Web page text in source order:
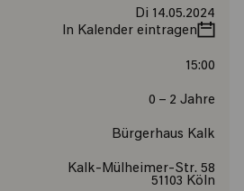
Di 14.05.2024
In Kalender eintragen
15:00
0 – 2 Jahre
Bürgerhaus Kalk
Kalk-Mülheimer-Str. 58
51103 Köln